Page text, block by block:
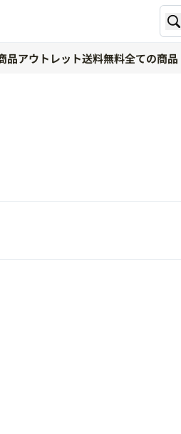
品アウトレット送料無料全ての商品